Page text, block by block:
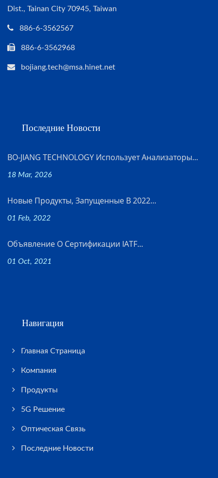
Dist., Tainan City 70945, Taiwan
886-6-3562567
886-6-3562968
bojiang.tech@msa.hinet.net
Последние Новости
BO-JIANG TECHNOLOGY Использует Анализаторы...
18 Mar, 2026
Новые Продукты, Запущенные В 2022...
01 Feb, 2022
Объявление О Сертификации IATF...
01 Oct, 2021
Навигация
Главная Страница
Компания
Продукты
5G Решение
Оптическая Связь
Последние Новости